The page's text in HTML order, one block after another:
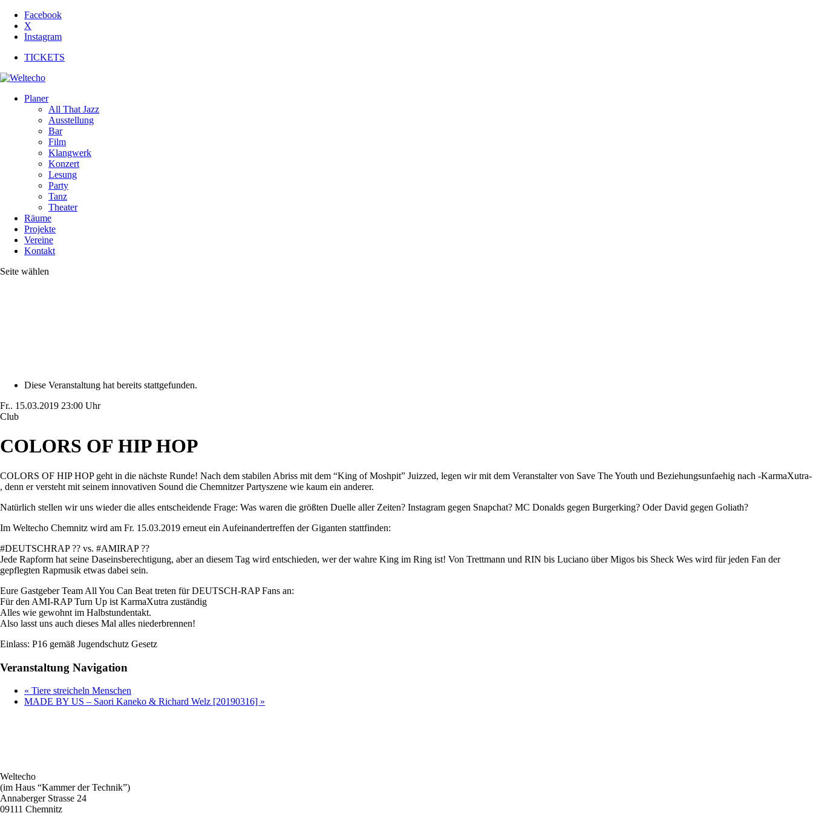
Facebook
X
Instagram
TICKETS
Planer
All That Jazz
Ausstellung
Bar
Film
Klangwerk
Konzert
Lesung
Party
Tanz
Theater
Räume
Projekte
Vereine
Kontakt
Seite wählen
Diese Veranstaltung hat bereits stattgefunden.
Fr.. 15.03.2019 23:00 Uhr
Club
COLORS OF HIP HOP
COLORS OF HIP HOP geht in die nächste Runde! Nach dem stabilen Abriss mit dem “King of Moshpit” Juizzed, legen wir mit dem Veranstalter von Save The Youth und Beziehungsunfaehig nach -KarmaXutra-
, denn er versteht mit seinem innovativen Sound die Chemnitzer Partyszene wie kaum ein anderer.
Natürlich stellen wir uns wieder die alles entscheidende Frage: Was waren die größten Duelle aller Zeiten? Instagram gegen Snapchat? MC Donalds gegen Burgerking? Oder David gegen Goliath?
Im Weltecho Chemnitz wird am Fr. 15.03.2019 erneut ein Aufeinandertreffen der Giganten stattfinden:
#DEUTSCHRAP ?? vs. #AMIRAP ??
Jede Rapform hat seine Daseinsberechtigung, aber an diesem Tag wird entschieden, wer der wahre King im Ring ist! Von Trettmann und RIN bis Luciano über Migos bis Sheck Wes wird für jeden Fan der
gepflegten Rapmusik etwas dabei sein.
Eure Gastgeber Team All You Can Beat treten für DEUTSCH-RAP Fans an:
Für den AMI-RAP Turn Up ist KarmaXutra zuständig
Alles wie gewohnt im Halbstundentakt.
Also lasst uns auch dieses Mal alles niederbrennen!
Einlass: P16 gemäß Jugendschutz Gesetz
Veranstaltung Navigation
« Tiere streicheln Menschen
MADE BY US – Saori Kaneko & Richard Welz [20190316] »
Weltecho
(im Haus “Kammer der Technik”)
Annaberger Strasse 24
09111 Chemnitz